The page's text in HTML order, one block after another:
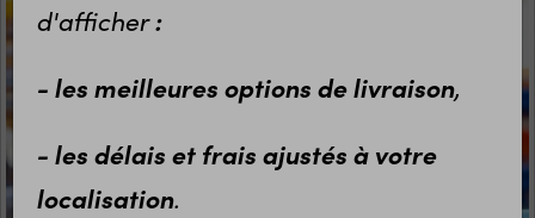
d'afficher:
- les meilleures options de livraison,
- les délais et frais ajustés à votre
localisation.